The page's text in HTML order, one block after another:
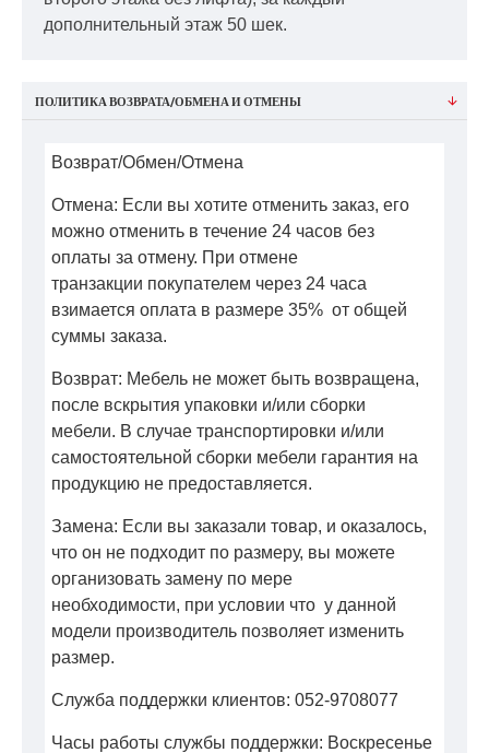
дополнительный этаж 50 шек.
ПОЛИТИКА ВОЗВРАТА/ОБМЕНА И ОТМЕНЫ
Возврат/Обмен/Отмена
Отмена: Если вы хотите отменить заказ, его
можно отменить в течение 24 часов без
оплаты за отмену. При отмене
транзакции покупателем через 24 часа
взимается оплата в размере 35% от общей
суммы заказа.
Возврат: Мебель не может быть возвращена,
после вскрытия упаковки и/или сборки
мебели. В случае транспортировки и/или
самостоятельной сборки мебели гарантия на
продукцию не предоставляется.
Замена: Если вы заказали товар, и оказалось,
что он не подходит по размеру, вы можете
организовать замену по мере
необходимости, при условии что у данной
модели производитель позволяет изменить
размер.
Служба поддержки клиентов: 052-9708077
Часы работы службы поддержки: Воскресенье